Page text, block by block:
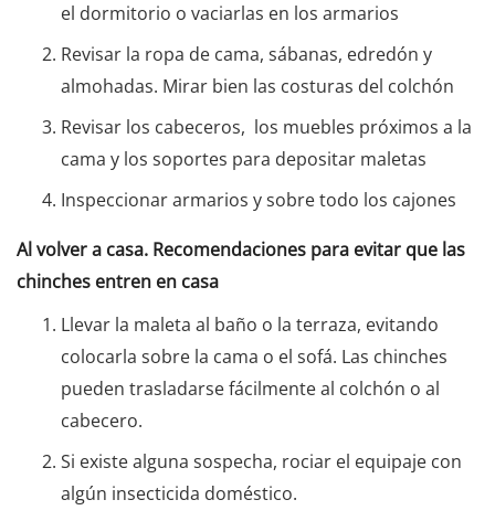
el dormitorio o vaciarlas en los armarios
Revisar la ropa de cama, sábanas, edredón y
almohadas. Mirar bien las costuras del colchón
Revisar los cabeceros, los muebles próximos a la
cama y los soportes para depositar maletas
Inspeccionar armarios y sobre todo los cajones
Al volver a casa. Recomendaciones para evitar que las
chinches entren en casa
Llevar la maleta al baño o la terraza, evitando
colocarla sobre la cama o el sofá. Las chinches
pueden trasladarse fácilmente al colchón o al
cabecero.
Si existe alguna sospecha, rociar el equipaje con
algún insecticida doméstico.